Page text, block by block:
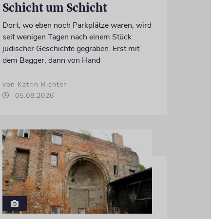
Schicht um Schicht
Dort, wo eben noch Parkplätze waren, wird
seit wenigen Tagen nach einem Stück
jüdischer Geschichte gegraben. Erst mit
dem Bagger, dann von Hand
von Katrin Richter
05.08.2026